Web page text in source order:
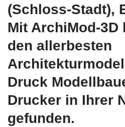
(Schloss-Stadt),
Mit ArchiMod-3D
den allerbesten
Druck
Drucker in Ihrer
gefunden.